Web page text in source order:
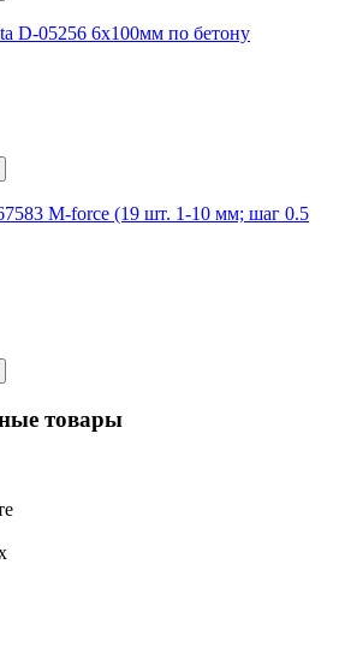
D-05256 6x100мм по бетону
M-force (19 шт. 1-10 мм; шаг 0.5
товары